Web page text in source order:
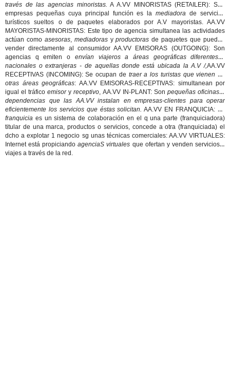
través de las agencias minoristas. A A.VV MINORISTAS (RETAILER): Son
empresas pequeñas cuya principal función es lamediadora de servicios
turísticos sueltos o de paquetes elaborados por A.V mayoristas. AA.VV
MAYORISTAS-MINORISTAS: Este tipo de agencia simultanea las actividades
actúan como asesoras, mediadorasyproductoras de paquetes que pueden
vender directamente al consumidor AA.VV EMISORAS (OUTGOING): Son
agencias q emiten o envían viajeros a áreas geográficas diferentes -
nacionales o extranjeras - de aquellas donde está ubicada la A.V /,AA.VV
RECEPTIVAS (INCOMING): Se ocupan de traer a los turistas que vienen de
otras áreas geográficas: AA.VV EMISORAS-RECEPTIVAS: simultanean por
igual el tráficoemisoryreceptivo, AA.VV IN-PLANT: Son pequeñas oficinas o
dependencias que las AA.VV instalan en empresas-clientes para operar
eficientemente los servicios que éstas solicitan. AA.VV EN FRANQUICIA: La
franquicia es un sistema de colaboración en el q una parte (franquiciadora)
titular de una marca, productos o servicios, concede a otra (franquiciada) el
dcho a explotar 1 negocio sg unas técnicas comerciales: AA.VV VIRTUALES:
Internet está propiciandoagenciaS virtuales que ofertan y venden servicios y
viajes a través de la red.